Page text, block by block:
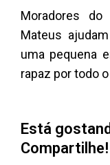
Moradores
Mateus
uma pequena
rapaz por todo
Está
Compartilhe!